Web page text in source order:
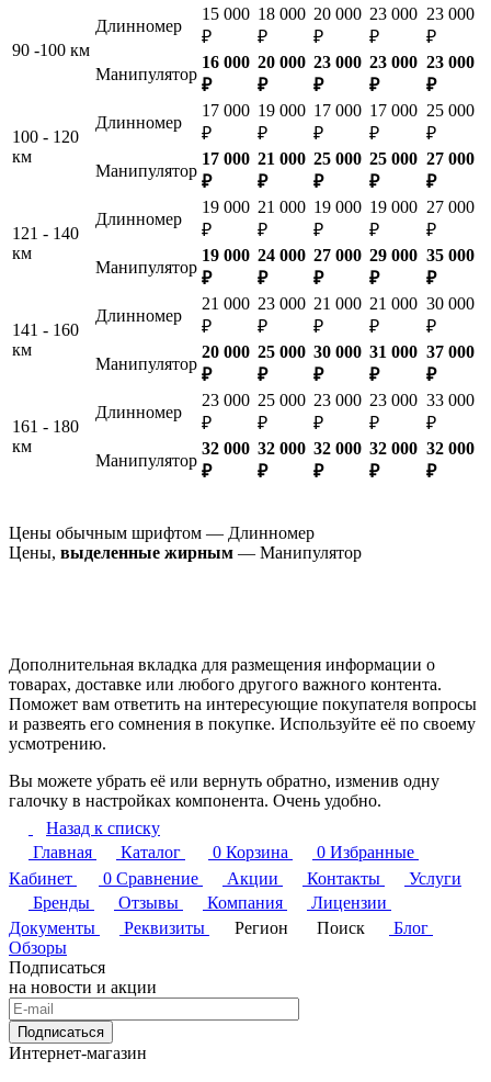
90 -100 км
Длинномер
15 000
₽
18 000
₽
20 000
₽
23 000
₽
23 000
₽
Манипулятор
16 000
₽
20 000
₽
23 000
₽
23 000
₽
23 000
₽
100 - 120
км
Длинномер
17 000
₽
19 000
₽
17 000
₽
17 000
₽
25 000
₽
Манипулятор
17 000
₽
21 000
₽
25 000
₽
25 000
₽
27 000
₽
121 - 140
км
Длинномер
19 000
₽
21 000
₽
19 000
₽
19 000
₽
27 000
₽
Манипулятор
19 000
₽
24 000
₽
27 000
₽
29 000
₽
35 000
₽
141 - 160
км
Длинномер
21 000
₽
23 000
₽
21 000
₽
21 000
₽
30 000
₽
Манипулятор
20 000
₽
25 000
₽
30 000
₽
31 000
₽
37 000
₽
161 - 180
км
Длинномер
23 000
₽
25 000
₽
23 000
₽
23 000
₽
33 000
₽
Манипулятор
32 000
₽
32 000
₽
32 000
₽
32 000
₽
32 000
₽
Цены обычным шрифтом — Длинномер
Цены, выделенные жирным — Манипулятор
Дополнительная вкладка для размещения информации о
товарах, доставке или любого другого важного контента.
Поможет вам ответить на интересующие покупателя вопросы
и развеять его сомнения в покупке. Используйте её по своему
усмотрению.
Вы можете убрать её или вернуть обратно, изменив одну
галочку в настройках компонента. Очень удобно.
Назад к списку
Главная
Каталог 0 Корзина 0 Избранные
Кабинет
0 Сравнение Акции Контакты
Услуги
Бренды
Отзывы Компания
Лицензии
Документы
Реквизиты Регион Поиск
Блог
Обзоры
Подписаться
на новости и акции
Подписаться
Интернет-магазин